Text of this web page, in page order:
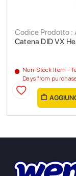
Catena DID VX
Codice Prodotto :
Non-Stock Item -
Days from